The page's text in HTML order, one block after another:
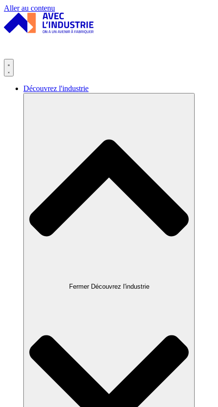
Panneau de gestion des cookies
Aller au contenu
Découvrez l'industrie
Fermer Découvrez l'industrie